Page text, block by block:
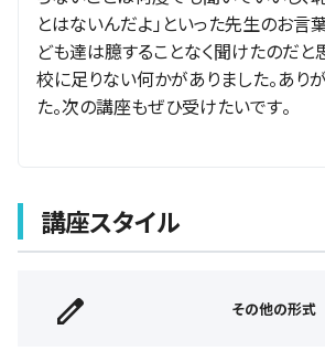
とはないんだよ」といった先生のお言
ども達は臆することなく聞けたのだと
校に足りない何かがありました。あり
た。次の講座もぜひ受けたいです。
講座スタイル
その他の形式